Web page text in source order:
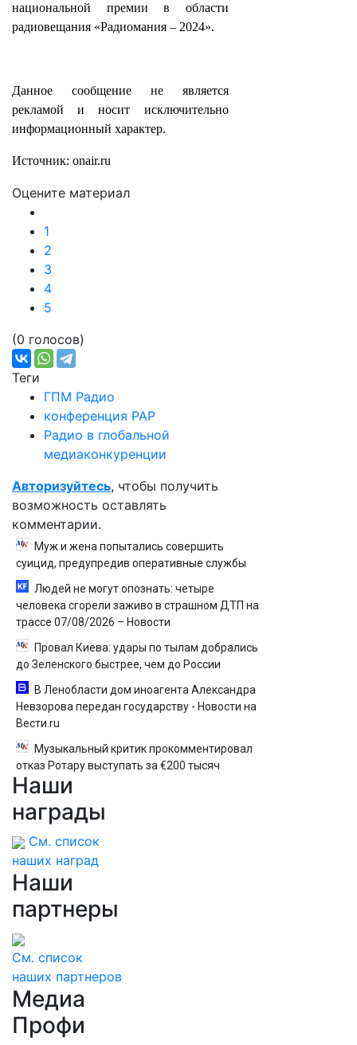
национальной премии в области
радиовещания «Радиомания – 2024».
Данное сообщение не является
рекламой и носит исключительно
информационный характер.
Источник: onair.ru
Оцените материал
1
2
3
4
5
(0 голосов)
Теги
ГПМ Радио
конференция РАР
Радио в глобальной
медиаконкуренции
Авторизуйтесь, чтобы получить
возможность оставлять
комментарии.
Муж и жена попытались совершить
суицид, предупредив оперативные службы
Людей не могут опознать: четыре
человека сгорели заживо в страшном ДТП на
трассе 07/08/2026 – Новости
Провал Киева: удары по тылам добрались
до Зеленского быстрее, чем до России
В Ленобласти дом иноагента Александра
Невзорова передан государству - Новости на
Вести.ru
Музыкальный критик прокомментировал
отказ Ротару выступать за €200 тысяч
Наши
награды
См. список
наших наград
Наши
партнеры
См. список
наших партнеров
Медиа
Профи